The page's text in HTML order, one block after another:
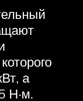
а
Н·м.